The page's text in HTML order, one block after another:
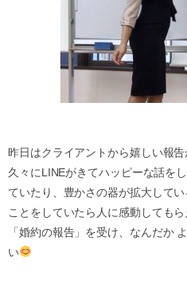
昨日はクライアントから嬉しい報
久々にLINEがきてハッピーな話を
ていたり、豊かさの器が拡大して
ことをしていたら人に感動しても
「婚約の報告」を受け、なんだか
い